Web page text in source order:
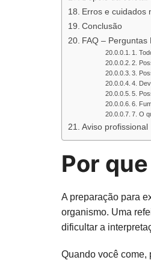
Erros e cuidados
Conclusão
FAQ – Perguntas
1.
2.
3.
4.
5.
6.
7. O
Aviso profissional
Por
A preparação para
organismo. Uma
dificultar a
Quando você come,